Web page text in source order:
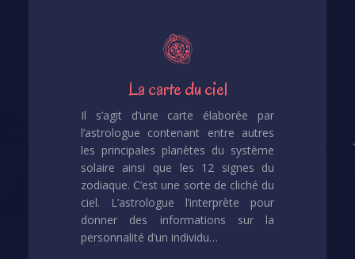
La carte du ciel
Il s’agit d’une carte élaborée par
l’astrologue contenant entre autres
les principales planètes du système
solaire ainsi que les 12 signes du
zodiaque. C’est une sorte de cliché du
ciel. L’astrologue l’interprète pour
donner des informations sur la
personnalité d’un individu…